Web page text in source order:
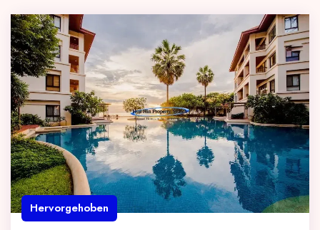
Hervorgehoben